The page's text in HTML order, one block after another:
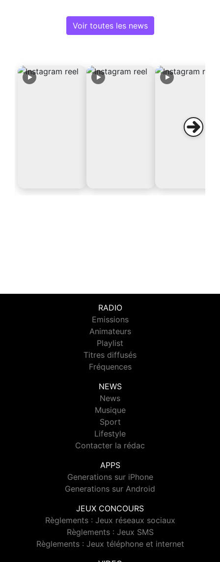
Voir toutes les news
RADIO
Emissions
Animateurs
Playlist
Titres diffusés
Fréquences
NEWS
News
Musique
Sport
Lifestyle
Contacter la rédac
APPS
Generations sur iPhone
Generations sur Android
JEUX CONCOURS
Règlements : Jeux réseaux sociaux
Règlements : Jeux SMS
Règlements : Jeux téléphone et internet